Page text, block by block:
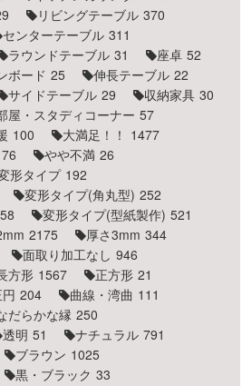
リビングテーブル 370
センターテーブル 311
ラウンドテーブル 31 座卓 52
ボード 25 伸長テーブル 22
サイドテーブル 29 収納家具 30
屋・スタディコーナー 57
100 大満足！！ 1477
76 やや不満 26
形タイプ 192
変形タイプ(角丸型) 252
58 変形タイプ(型紙製作) 521
2175 厚さ3mm 344
面取り加工なし 946
方形 1567 正方形 21
204 曲線・湾曲 111
だらかな縁 250
透明 51 ナチュラル 791
ブラウン 1025
黒・ブラック 33